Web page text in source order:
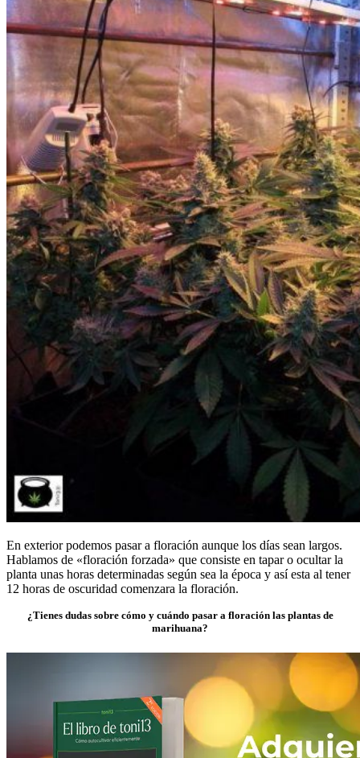
En exterior podemos pasar a floración aunque los días sean largos.
Hablamos de «floración forzada» que consiste en tapar o ocultar la
planta unas horas determinadas según sea la época y así esta al tener
12 horas de oscuridad comenzara la floración.
¿Tienes dudas sobre cómo y cuándo pasar a floración las plantas de
marihuana?